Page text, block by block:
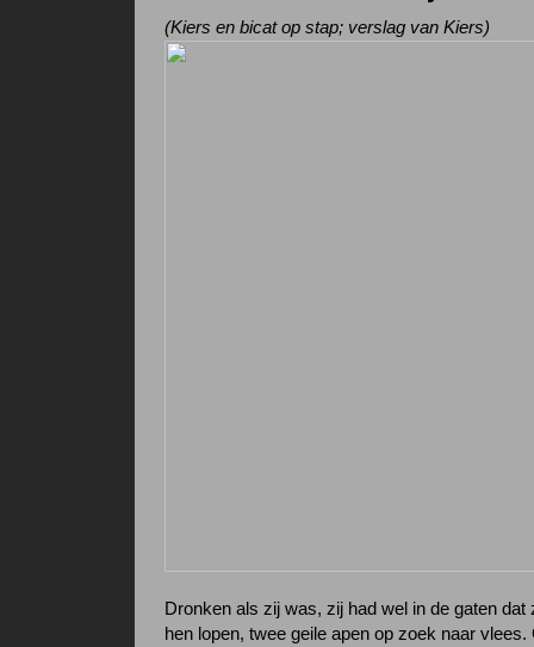
(Kiers en bicat op stap; verslag van Kiers)
Dronken als zij was, zij had wel in de gaten dat
hen lopen, twee geile apen op zoek naar vlees.